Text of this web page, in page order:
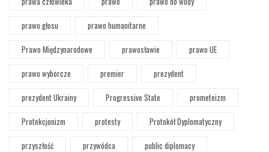
prawo głosu
prawo humanitarne
Prawo Międzynarodowe
prawosławie
prawo UE
prawo wyborcze
premier
prezydent
prezydent Ukrainy
Progressive State
prometeizm
Protekcjonizm
protesty
Protokół Dyplomatyczny
przyszłość
przywódca
public diplomacy